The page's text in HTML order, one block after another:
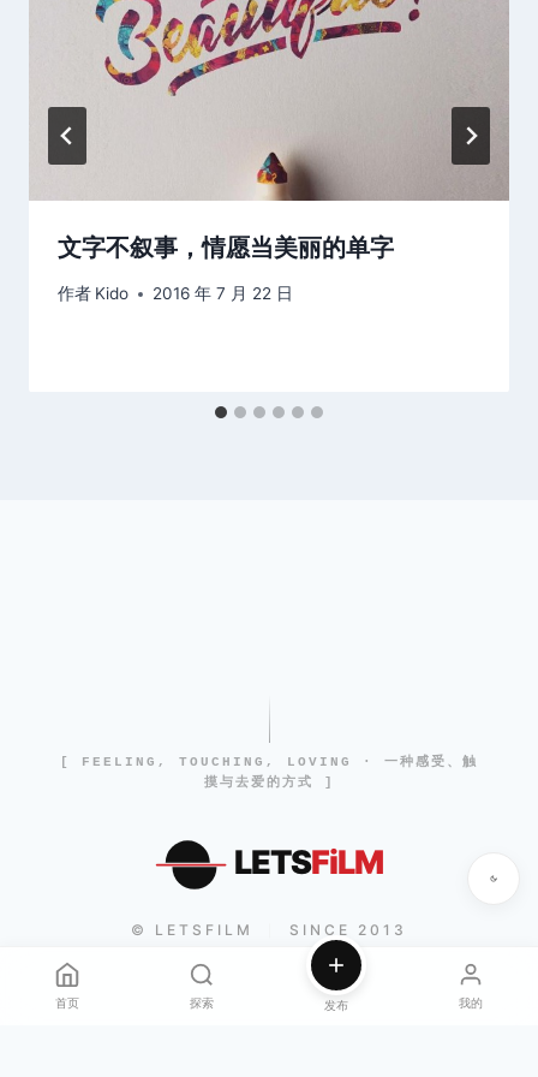
文字不叙事，情愿当美丽的单字
作者 Kido 2016 年 7 月 22 日
[ FEELING, TOUCHING, LOVING · 一种感受、触
摸与去爱的方式 ]
LETSFiLM
© LETSFILM SINCE 2013
首页 探索 发布 我的